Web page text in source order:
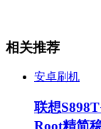
相关推荐
安卓刷机
联想
Root精简